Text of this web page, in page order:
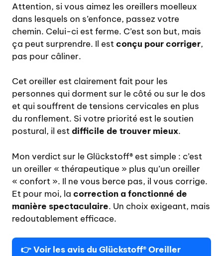
Attention, si vous aimez les oreillers moelleux
dans lesquels on s’enfonce, passez votre
chemin. Celui-ci est ferme. C’est son but, mais
ça peut surprendre. Il estconçu pour corriger,
pas pour câliner.
Cet oreiller est clairement fait pour les
personnes qui dorment sur le côté ou sur le dos
et qui souffrent de tensions cervicales en plus
du ronflement. Si votre priorité est le soutien
postural, il estdifficile de trouver mieux.
Mon verdict sur le Glückstoff® est simple : c’est
un oreiller « thérapeutique » plus qu’un oreiller
« confort ». Il ne vous berce pas, il vous corrige.
Et pour moi, la correction a fonctionné de
manière spectaculaire. Un choix exigeant, mais
redoutablement efficace.
👉Voir les avis du Glückstoff® Oreiller